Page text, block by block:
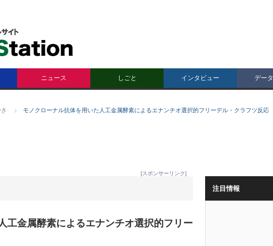
ニュース しごと インタビュー デー
モノクローナル抗体を用いた人工金属酵素によるエナンチオ選択的フリーデル・クラフツ反応
[スポンサーリンク]
工金属酵素によるエナンチオ選択的フリー
注目情報